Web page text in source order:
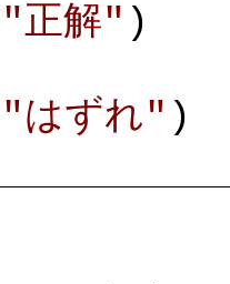
"正解" )
"はずれ" )